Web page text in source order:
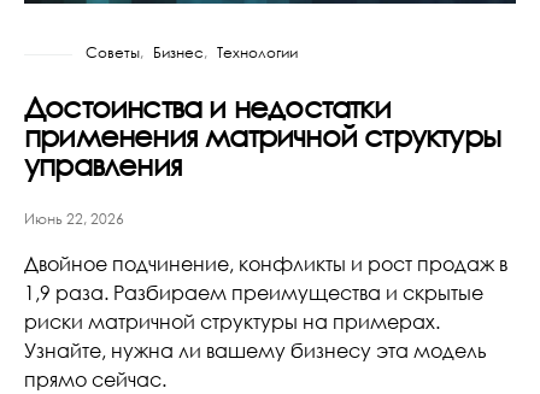
Советы Бизнес Технологии
Достоинства и недостатки
применения матричной структуры
управления
Июнь 22, 2026
Двойное подчинение, конфликты и рост продаж в
1,9 раза. Разбираем преимущества и скрытые
риски матричной структуры на примерах.
Узнайте, нужна ли вашему бизнесу эта модель
прямо сейчас.